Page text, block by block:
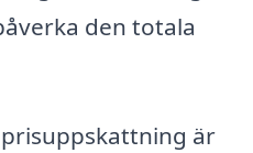
den totala
är